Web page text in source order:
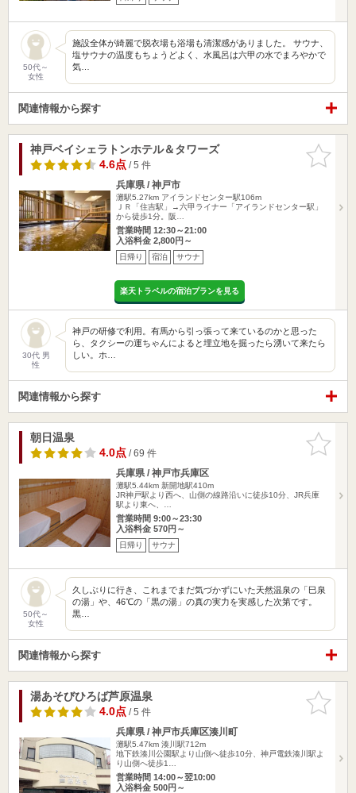
50代～
女性
施設全体が綺麗で脱衣場も浴場も清潔感がありました。 サウナ、
塩サウナの温度もちょうどよく、水風呂は六甲の水でまろやかで
気…
関連情報から探す
お気に入
りに追加
神戸ベイシェラトンホテル＆タワーズ
4.6点/ 5 件
兵庫県 / 神戸市
灘駅5.27km アイランドセンター駅106m
ＪＲ「住吉駅」→六甲ライナー「アイランドセンター駅」
から徒歩1分。阪…
営業時間 12:30～21:00
入浴料金 2,800円～
日帰り 宿泊 サウナ
楽天トラベルの宿泊プランを見る
30代 男
性
神戸の研修で利用。有馬から引っ張って来ているのかと思った
ら、タクシーの運ちゃんによると埋立地を掘ったら湧いて来たら
しい。ホ…
関連情報から探す
お気に入
りに追加
朝日温泉
4.0点/ 69 件
兵庫県 / 神戸市兵庫区
灘駅5.44km 新開地駅410m
JR神戸駅より西へ、山側の線路沿いに徒歩10分、JR兵庫
駅より東へ、…
営業時間 9:00～23:30
入浴料金 570円～
日帰り サウナ
50代～
女性
久しぶりに行き、これまでまだ気づかずにいた天然温泉の「巳泉
の湯」や、46℃の「黒の湯」の真の実力を実感した次第です。
黒…
関連情報から探す
お気に入
りに追加
湯あそびひろば芦原温泉
4.0点/ 5 件
兵庫県 / 神戸市兵庫区湊川町
灘駅5.47km 湊川駅712m
地下鉄湊川公園駅より山側へ徒歩10分、神戸電鉄湊川駅よ
り山側へ徒歩1…
営業時間 14:00～翌10:00
入浴料金 500円～